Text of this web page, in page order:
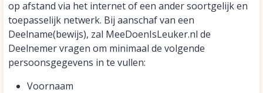
op afstand via het internet of een ander soortgelijk en
toepasselijk netwerk. Bij aanschaf van een
Deelname(bewijs), zal MeeDoenIsLeuker.nl de
Deelnemer vragen om minimaal de volgende
persoonsgegevens in te vullen:
Voornaam